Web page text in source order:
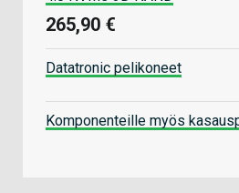
265,90 €
Datatronic pelikoneet
Komponenteille myös